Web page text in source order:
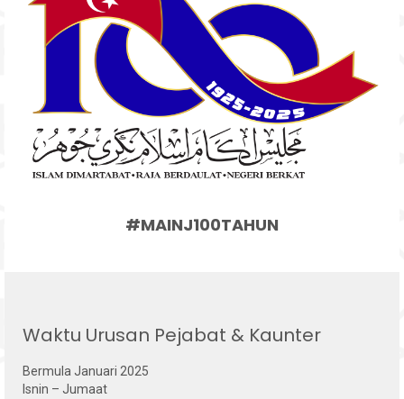
#MAINJ100TAHUN
Waktu Urusan Pejabat & Kaunter
Bermula Januari 2025
Isnin – Jumaat